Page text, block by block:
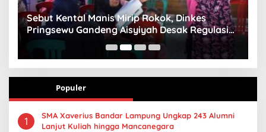
Sebut Kental Manis Mirip Rokok, Dinkes
Pringsewu Gandeng Aisyiyah Desak Regulasi
Gizi Anak
Populer
1
SMA Xaverius Bandar Lampung Ungkap 243 Alumni
Lanjut Kuliah hingga Mancanegara